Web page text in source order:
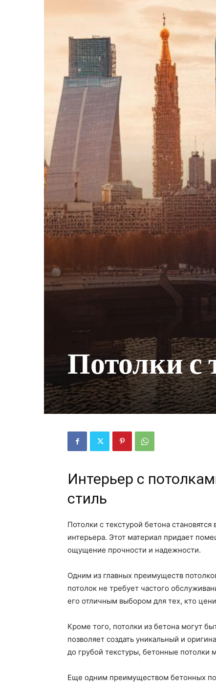
Потолки с
Интерьер с
стиль
Потолки с текстурой бетона
интерьера. Этот материал придает
ощущение прочности и надежности.
Одним из главных преимуществ
потолок не требует частого
его отличным выбором для тех, кто
Кроме того, потолки из бетона могут
позволяет создать уникальный и
до грубой текстуры, бетонные потолки
Еще одним преимуществом бетонных